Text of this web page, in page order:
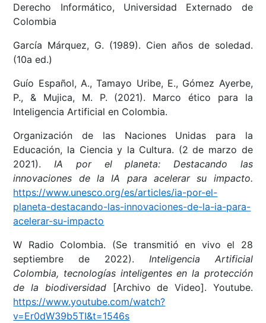
Derecho Informático, Universidad Externado de
Colombia
García Márquez, G. (1989). Cien años de soledad.
(10a ed.)
Guío Español, A., Tamayo Uribe, E., Gómez Ayerbe,
P., & Mujica, M. P. (2021). Marco ético para la
Inteligencia Artificial en Colombia.
Organización de las Naciones Unidas para la
Educación, la Ciencia y la Cultura. (2 de marzo de
2021).IA por el planeta: Destacando las
innovaciones de la IA para acelerar su impacto.
https://www.unesco.org/es/articles/ia-por-el-
planeta-destacando-las-innovaciones-de-la-ia-para-
acelerar-su-impacto
W Radio Colombia. (Se transmitió en vivo el 28
septiembre de 2022). Inteligencia Artificial
Colombia, tecnologías inteligentes en la protección
de la biodiversidad
[Archivo de Video]. Youtube.
https://www.youtube.com/watch?
v=Er0dW39b5TI&t=1546s